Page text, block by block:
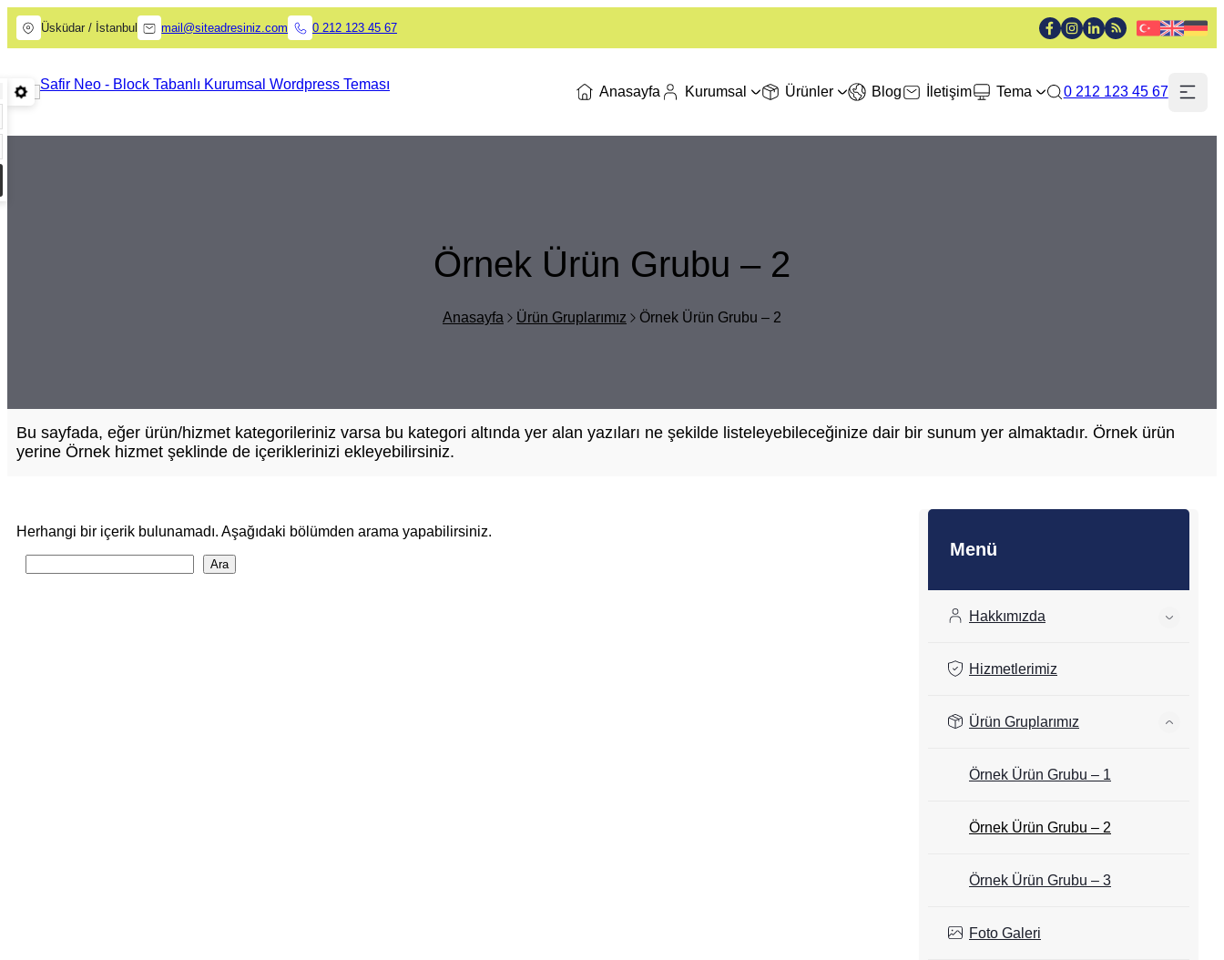
Üsküdar / İstanbul mail@siteadresiniz.com 0 212 123 45 67
Anasayfa Kurumsal Ürünler Blog İletişim Tema 0 212 123 45 67
Örnek Ürün Grubu – 2
Anasayfa Ürün Gruplarımız Örnek Ürün Grubu – 2
Bu sayfada, eğer ürün/hizmet kategorileriniz varsa bu kategori altında yer alan yazıları ne şekilde listeleyebileceğinize dair bir sunum yer almaktadır. Örnek ürün
yerine Örnek hizmet şeklinde de içeriklerinizi ekleyebilirsiniz.
Herhangi bir içerik bulunamadı. Aşağıdaki bölümden arama yapabilirsiniz.
r
Ara
Menü
Hakkımızda
Hizmetlerimiz
Ürün Gruplarımız
Örnek Ürün Grubu – 1
Örnek Ürün Grubu – 2
Örnek Ürün Grubu – 3
Foto Galeri